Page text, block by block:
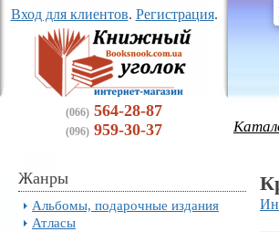
Вход для клиентов. Регистрация.
(066) 564-28-87
(096) 959-30-37
Жанры
Альбомы, подарочные издания
Атласы